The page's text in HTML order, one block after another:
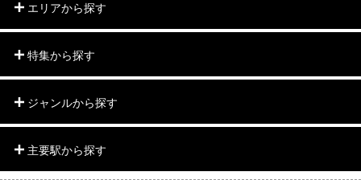
エリアから探す
特集から探す
ジャンルから探す
主要駅から探す